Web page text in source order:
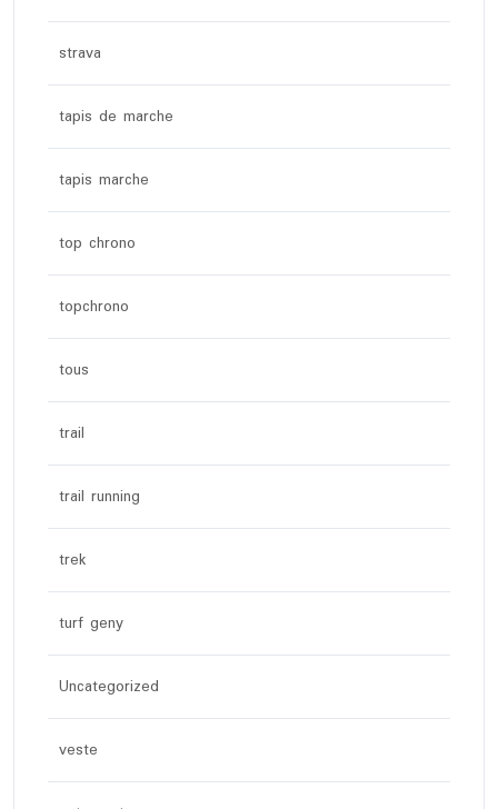
strava
tapis de marche
tapis marche
top chrono
topchrono
tous
trail
trail running
trek
turf geny
Uncategorized
veste